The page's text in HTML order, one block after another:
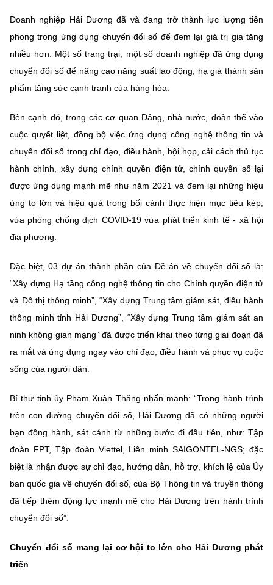
Doanh nghiệp Hải Dương đã và đang trở thành lực lượng tiên
phong trong ứng dụng chuyển đổi số để đem lại giá trị gia tăng
nhiều hơn. Một số trang trại, một số doanh nghiệp đã ứng dụng
chuyển đổi số để nâng cao năng suất lao động, hạ giá thành sản
phẩm tăng sức cạnh tranh của hàng hóa.
Bên cạnh đó, trong các cơ quan Đảng, nhà nước, đoàn thể vào
cuộc quyết liệt, đồng bộ việc ứng dụng công nghệ thông tin và
chuyển đổi số trong chỉ đạo, điều hành, hội họp, cải cách thủ tục
hành chính, xây dựng chính quyền điện tử, chính quyền số lại
được ứng dụng mạnh mẽ như năm 2021 và đem lại những hiệu
ứng to lớn và hiệu quả trong bối cảnh thực hiện mục tiêu kép,
vừa phòng chống dịch COVID-19 vừa phát triển kinh tế - xã hội
địa phương.
Đặc biệt, 03 dự án thành phần của Đề án về chuyển đổi số là:
“Xây dựng Hạ tầng công nghệ thông tin cho Chính quyền điện tử
và Đô thị thông minh”, “Xây dựng Trung tâm giám sát, điều hành
thông minh tỉnh Hải Dương”, “Xây dựng Trung tâm giám sát an
ninh không gian mạng” đã được triển khai theo từng giai đoạn đã
ra mắt và ứng dụng ngay vào chỉ đạo, điều hành và phục vụ cuộc
sống của người dân.
Bí thư tỉnh ủy Phạm Xuân Thăng nhấn mạnh: “Trong hành trình
trên con đường chuyển đổi số, Hải Dương đã có những người
bạn đồng hành, sát cánh từ những bước đi đầu tiên, như: Tập
đoàn FPT, Tập đoàn Viettel, Liên minh SAIGONTEL-NGS; đặc
biệt là nhận được sự chỉ đạo, hướng dẫn, hỗ trợ, khích lệ của Ủy
ban quốc gia về chuyển đổi số, của Bộ Thông tin và truyền thông
đã tiếp thêm động lực mạnh mẽ cho Hải Dương trên hành trình
chuyển đổi số”.
Chuyển đổi số mang lại cơ hội to lớn cho Hải Dương phát
triển